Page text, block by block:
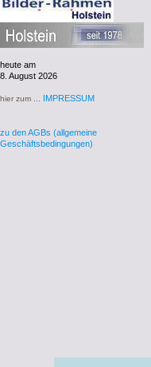
heute am
8. August 2026
hier zum ... IMPRESSUM
zu den AGBs (allgemeine
Geschäftsbedingungen)